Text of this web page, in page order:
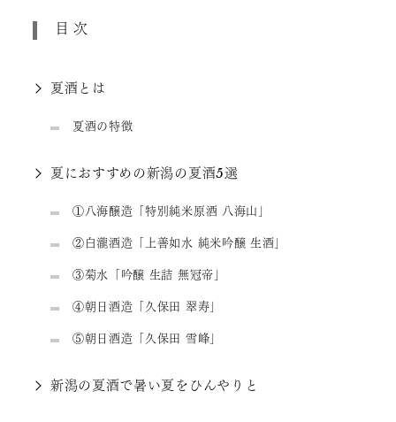
目次
夏酒とは
夏酒の特徴
夏におすすめの新潟の夏酒5選
①八海醸造「特別純米原酒 八海山」
②白瀧酒造「上善如水 純米吟醸 生酒」
③菊水「吟醸 生詰 無冠帝」
④朝日酒造「久保田 翠寿」
⑤朝日酒造「久保田 雪峰」
新潟の夏酒で暑い夏をひんやりと